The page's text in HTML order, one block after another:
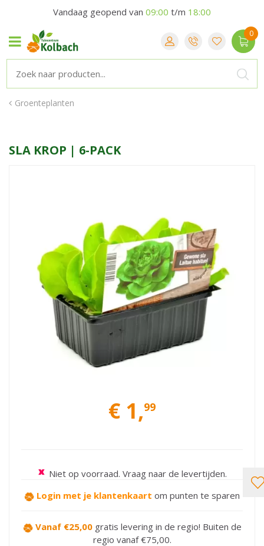
Groenteplanten
Vandaag geopend van 09:00 t/m 18:00
SLA KROP | 6-PACK
€ 1,99
Niet op voorraad. Vraag naar de levertijden.
Login met je klantenkaart om punten te sparen
Vanaf €25,00gratis levering in de regio! Buiten de
regio vanaf €75,00.